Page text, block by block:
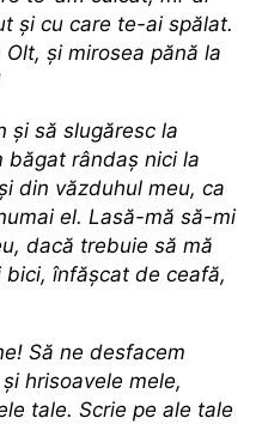
şi cu care te-ai spălat.
şi mirosea pănă la
şi să slugăresc la
băgat rândaş nici la
din văzduhul meu, ca
el. Lasă-mă să-mi
dacă trebuie să mă
înfăşcat de ceafă,
Să ne desfacem
hrisoavele mele,
tale. Scrie pe ale tale